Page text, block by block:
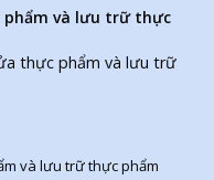
phẩm và lưu trữ thực
thực phẩm và lưu trữ
và lưu trữ thực phẩm